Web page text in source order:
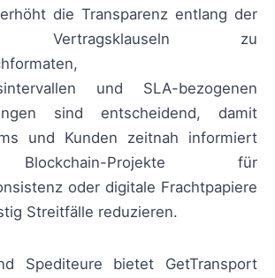
die Transparenz entlang der
Vertragsklauseln zu
und SLA-bezogenen
sind entscheidend, damit
und Kunden zeitnah informiert
Projekte für
oder digitale Frachtpapiere
Streitfälle reduzieren.
Spediteure bietet GetTransport